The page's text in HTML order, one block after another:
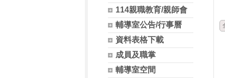
114親職教育/親師會
輔導室公告/行事曆
資料表格下載
成員及職掌
輔導室空間